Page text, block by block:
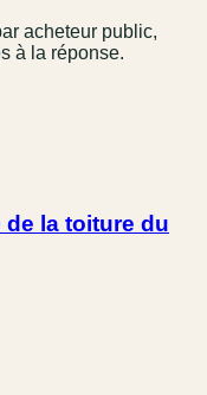
acheteur public,
à la réponse.
de la toiture du